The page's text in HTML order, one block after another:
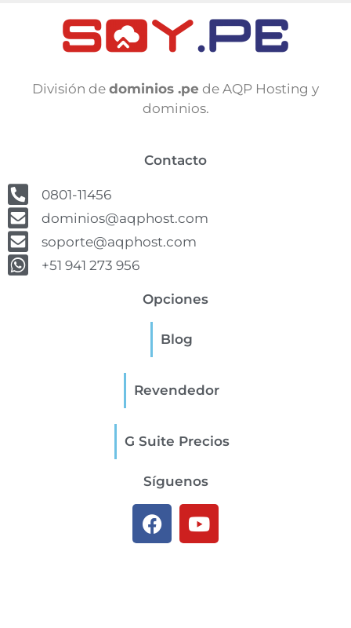
División de dominios .pe de AQP Hosting y
dominios.
Contacto
0801-11456
dominios@aqphost.com
soporte@aqphost.com
+51 941 273 956
Opciones
Blog
Revendedor
G Suite Precios
Síguenos